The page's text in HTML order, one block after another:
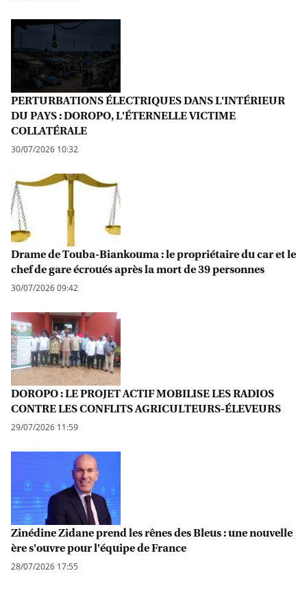
PERTURBATIONS ÉLECTRIQUES DANS L'INTÉRIEUR
DU PAYS : DOROPO, L'ÉTERNELLE VICTIME
COLLATÉRALE
30/07/2026 10:32
Drame de Touba-Biankouma : le propriétaire du car et le
chef de gare écroués après la mort de 39 personnes
30/07/2026 09:42
DOROPO : LE PROJET ACTIF MOBILISE LES RADIOS
CONTRE LES CONFLITS AGRICULTEURS-ÉLEVEURS
29/07/2026 11:59
Zinédine Zidane prend les rênes des Bleus : une nouvelle
ère s'ouvre pour l'équipe de France
28/07/2026 17:55